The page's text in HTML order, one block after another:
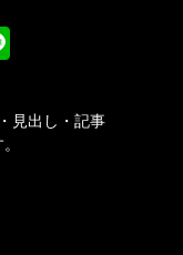
見出し・記事